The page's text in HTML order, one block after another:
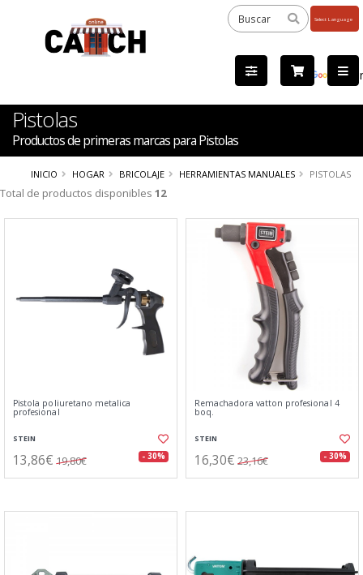
by
Pistolas
Productos de primeras marcas para Pistolas
INICIO HOGAR BRICOLAJE HERRAMIENTAS MANUALES PISTOLAS
Total de productos disponibles 12
Pistola poliuretano metalica
profesional
STEIN
13,86€ 19,80€ - 30%
Remachadora vatton profesional 4
boq.
STEIN
16,30€ 23,16€ - 30%